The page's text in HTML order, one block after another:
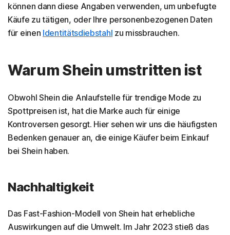
können dann diese Angaben verwenden, um unbefugte
Käufe zu tätigen, oder Ihre personenbezogenen Daten
für einen Identitätsdiebstahl zu missbrauchen.
Warum Shein umstritten ist
Obwohl Shein die Anlaufstelle für trendige Mode zu
Spottpreisen ist, hat die Marke auch für einige
Kontroversen gesorgt. Hier sehen wir uns die häufigsten
Bedenken genauer an, die einige Käufer beim Einkauf
bei Shein haben.
Nachhaltigkeit
Das Fast-Fashion-Modell von Shein hat erhebliche
Auswirkungen auf die Umwelt. Im Jahr 2023 stieß das